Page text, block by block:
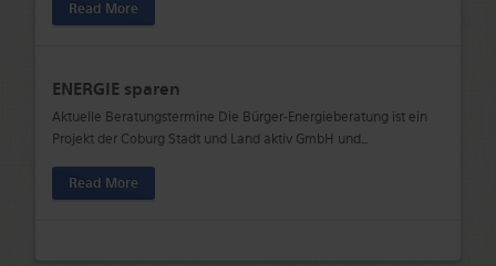
Read More
ENERGIE sparen
Aktuelle Beratungstermine Die Bürger-Energieberatung ist ein
Projekt der Coburg Stadt und Land aktiv GmbH und …
Read More